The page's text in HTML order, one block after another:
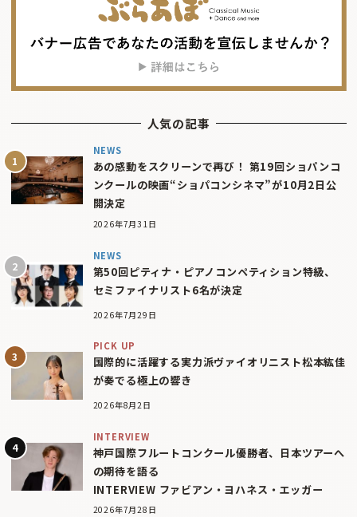
人気の記事
NEWS
あの感動をスクリーンで再び！ 第19回ショパンコ
ンクールの映画“ショパコンシネマ”が10月2日公
開決定
2026年7月31日
NEWS
第50回ピティナ・ピアノコンペティション特級、
セミファイナリスト6名が決定
2026年7月29日
PICK UP
国際的に活躍する実力派ヴァイオリニスト松本紘佳
が奏でる極上の響き
2026年8月2日
INTERVIEW
神戸国際フルートコンクール優勝者、日本ツアーへ
の期待を語る
INTERVIEW ファビアン・ヨハネス・エッガー
2026年7月28日